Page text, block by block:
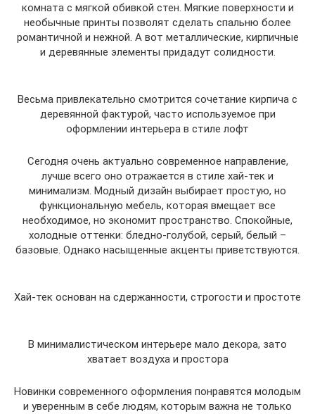
комната с мягкой обивкой стен. Мягкие поверхности и
необычные принты позволят сделать спальню более
романтичной и нежной. А вот металлические, кирпичные
и деревянные элементы придадут солидности.
Весьма привлекательно смотрится сочетание кирпича с
деревянной фактурой, часто используемое при
оформлении интерьера в стиле лофт
Сегодня очень актуально современное направление,
лучше всего оно отражается в стиле хай-тек и
минимализм. Модный дизайн выбирает простую, но
функциональную мебель, которая вмещает все
необходимое, но экономит пространство. Спокойные,
холодные оттенки: бледно-голубой, серый, белый –
базовые. Однако насыщенные акценты приветствуются.
Хай-тек основан на сдержанности, строгости и простоте
В минималистическом интерьере мало декора, зато
хватает воздуха и простора
Новинки современного оформления понравятся молодым
и уверенным в себе людям, которым важна не только